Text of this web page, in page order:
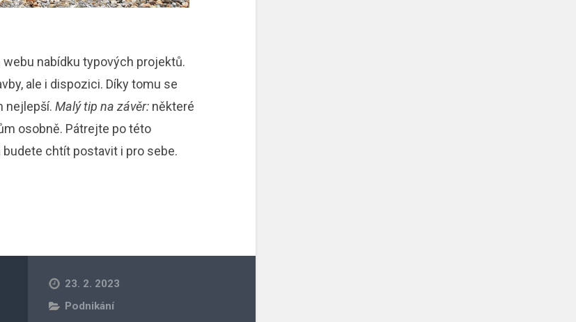
nabídku typových projektů.
ale i dispozici. Díky tomu se
nejlepší. Malý tip na závěr:některé
osobně. Pátrejte po této
chtít postavit i pro sebe.
23. 2. 2023
Podnikání